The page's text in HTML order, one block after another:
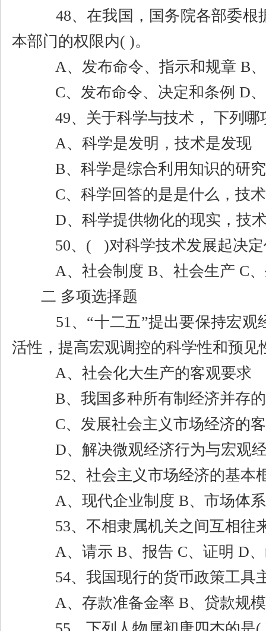
48、在我国，国务院各部委
本部门的权限内( )。
A、发布命令、指示和规章 B
C、发布命令、决定和条例 D
49、关于科学与技术， 下列
A、科学是发明，技术是发现
B、科学是综合利用知识的研
C、科学回答的是是什么，技
D、科学提供物化的现实，技
50、 ( )对科学技术发展起决
A、社会制度 B、社会生产 C
二 多项选择题
51、 “十二五”提出要保持宏观
活性，提高宏观调控的科学性和预
A、社会化大生产的客观要求
B、我国多种所有制经济并存
C、发展社会主义市场经济的
D、解决微观经济行为与宏观
52、社会主义市场经济的基本
A、现代企业制度 B、市场体
53、不相隶属机关之间互相往
A、请示 B、报告 C、证明 D
54、我国现行的货币政策工具
A、存款准备金率 B、贷款规